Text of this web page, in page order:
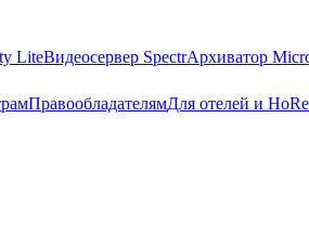
LiteВидеосервер SpectrАрхиватор
ПравообладателямДля отелей и